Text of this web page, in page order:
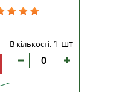
В кількості: 1 шт